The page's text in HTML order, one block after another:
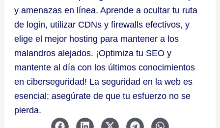
y amenazas en línea. Aprende a ocultar tu ruta
de login, utilizar CDNs y firewalls efectivos, y
elige el mejor hosting para mantener a los
malandros alejados. ¡Optimiza tu SEO y
mantente al día con los últimos conocimientos
en ciberseguridad! La seguridad en la web es
esencial; asegúrate de que tu esfuerzo no se
pierda.